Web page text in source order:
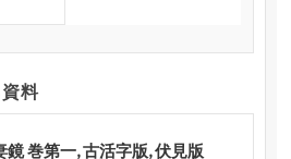
料
鏡 巻第一, 古活字版, 伏見版